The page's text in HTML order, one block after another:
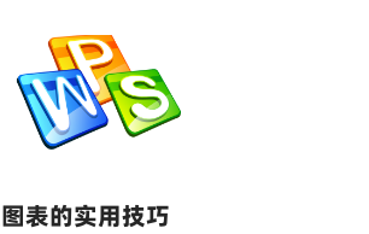
表的实用技巧